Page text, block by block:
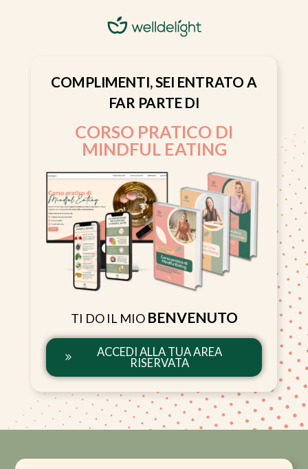
COMPLIMENTI, SEI ENTRATO A
FAR PARTE DI
CORSO PRATICO DI
MINDFUL EATING
TI DO IL MIO BENVENUTO
ACCEDI ALLA TUA AREA
RISERVATA